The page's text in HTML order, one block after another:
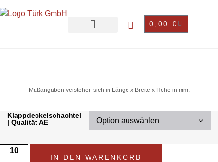
0,00 €
Maßangaben verstehen sich in Länge x Breite x Höhe in mm.
Klappdeckelschachtel
| Qualität AE
IN DEN WARENKORB